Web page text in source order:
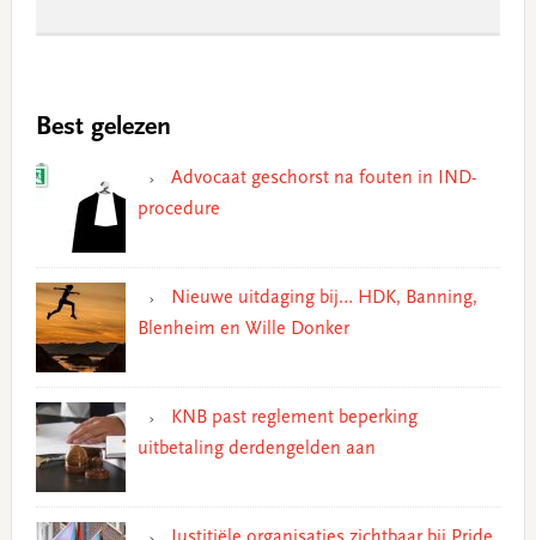
Best gelezen
Advocaat geschorst na fouten in IND-
procedure
Nieuwe uitdaging bij… HDK, Banning,
Blenheim en Wille Donker
KNB past reglement beperking
uitbetaling derdengelden aan